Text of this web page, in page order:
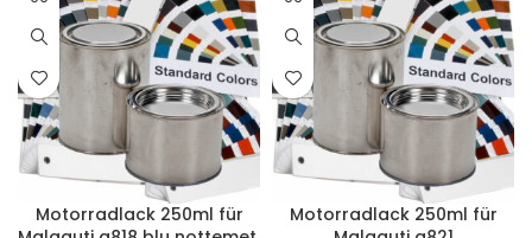
Motorradlack 250ml für
Motorradlack 250ml für